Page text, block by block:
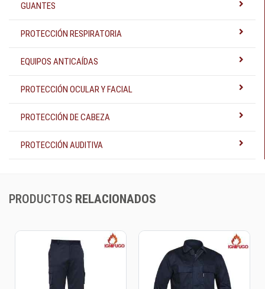
GUANTES
PROTECCIÓN RESPIRATORIA
EQUIPOS ANTICAÍDAS
PROTECCIÓN OCULAR Y FACIAL
PROTECCIÓN DE CABEZA
PROTECCIÓN AUDITIVA
PRODUCTOS RELACIONADOS